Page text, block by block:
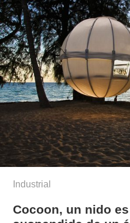
Industrial
Cocoon, un nido